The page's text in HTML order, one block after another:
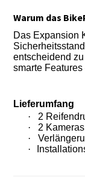
Warum das
Das Expansion
entscheidend
smarte
Lieferumfang
·
2
·
2
·
·